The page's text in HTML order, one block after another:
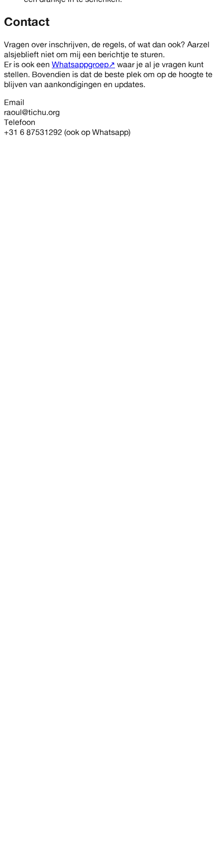
Contact
Vragen over inschrijven, de regels, of wat dan ook? Aarzel
alsjeblieft niet om mij een berichtje te sturen.
Er is ook een Whatsappgroep↗ waar je al je vragen kunt
stellen. Bovendien is dat de beste plek om op de hoogte te
blijven van aankondigingen en updates.
Email
raoul@tichu.org
Telefoon
+31 6 87531292 (ook op Whatsapp)